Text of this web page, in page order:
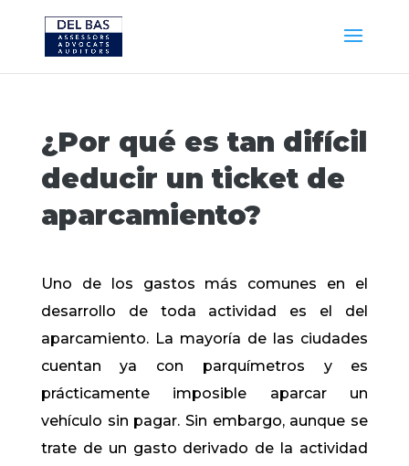
¿Por qué es tan difícil
deducir un ticket de
aparcamiento?
Uno de los gastos más comunes en el
desarrollo de toda actividad es el del
aparcamiento. La mayoría de las ciudades
cuentan ya con parquímetros y es
prácticamente imposible aparcar un
vehículo sin pagar. Sin embargo, aunque se
trate de un gasto derivado de la actividad